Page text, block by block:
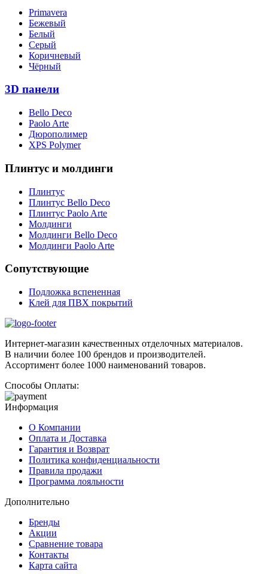
Primavera
Бежевый
Белый
Серый
Коричневый
Чёрный
3D панели
Bello Deco
Paolo Arte
Дюрополимер
XPS Polymer
Плинтус и молдинги
Плинтус
Плинтус Bello Deco
Плинтус Paolo Arte
Молдинги
Молдинги Bello Deco
Молдинги Paolo Arte
Сопутствующие
Подложка вспененная
Клей для ПВХ покрытий
Интернет-магазин качественных отделочных материалов.
В наличии более 100 брендов и производителей.
Ассортимент более 1000 наименований товаров.
Способы Оплаты:
Информация
О Компании
Оплата и Доставка
Гарантия и Возврат
Политика конфиденциальности
Правила продажи
Программа лояльности
Дополнительно
Бренды
Акции
Сравнение товара
Контакты
Карта сайта